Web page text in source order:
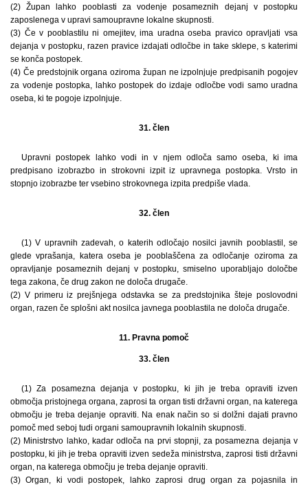
(2) Župan lahko pooblasti za vodenje posameznih dejanj v postopku
zaposlenega v upravi samoupravne lokalne skupnosti.
(3) Če v pooblastilu ni omejitev, ima uradna oseba pravico opravljati vsa
dejanja v postopku, razen pravice izdajati odločbe in take sklepe, s katerimi
se konča postopek.
(4) Če predstojnik organa oziroma župan ne izpolnjuje predpisanih pogojev
za vodenje postopka, lahko postopek do izdaje odločbe vodi samo uradna
oseba, ki te pogoje izpolnjuje.
31. člen
Upravni postopek lahko vodi in v njem odloča samo oseba, ki ima
predpisano izobrazbo in strokovni izpit iz upravnega postopka. Vrsto in
stopnjo izobrazbe ter vsebino strokovnega izpita predpiše vlada.
32. člen
(1) V upravnih zadevah, o katerih odločajo nosilci javnih pooblastil, se
glede vprašanja, katera oseba je pooblaščena za odločanje oziroma za
opravljanje posameznih dejanj v postopku, smiselno uporabljajo določbe
tega zakona, če drug zakon ne določa drugače.
(2) V primeru iz prejšnjega odstavka se za predstojnika šteje poslovodni
organ, razen če splošni akt nosilca javnega pooblastila ne določa drugače.
11. Pravna pomoč
33. člen
(1) Za posamezna dejanja v postopku, ki jih je treba opraviti izven
območja pristojnega organa, zaprosi ta organ tisti državni organ, na katerega
območju je treba dejanje opraviti. Na enak način so si dolžni dajati pravno
pomoč med seboj tudi organi samoupravnih lokalnih skupnosti.
(2) Ministrstvo lahko, kadar odloča na prvi stopnji, za posamezna dejanja v
postopku, ki jih je treba opraviti izven sedeža ministrstva, zaprosi tisti državni
organ, na katerega območju je treba dejanje opraviti.
(3) Organ, ki vodi postopek, lahko zaprosi drug organ za pojasnila in